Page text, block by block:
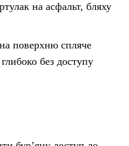
на асфальт, бляху
поверхню спляче
без доступу